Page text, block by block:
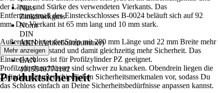
Nuss
Zinkdruckguss
Norm
DIN
AKN (Artikelkurznummer)
Z4CH
EAN
4015540774102
der Länge und Stärke des verwendeten Vierkants. Das
Entfernungsmaß des Einsteckschlosses B-0024 beläuft sich auf 92
mm. Der Vierkant ist 65 mm lang und 10 mm stark.
Außerdem bietet der Stulp mit 280 mm Länge und 22 mm Breite mehr
Stabilität, Widerstand und damit gleichzeitig mehr Sicherheit. Das
Einsteckschloss ist für Profilzylinder PZ geeignet.
Profilzylinderschlösser sind schwer zu knacken. Obendrein liegen die
Zylinder mit unterschiedlichen Sicherheitsmerkmalen vor, sodass Du
das Schloss einfach an Deine Sicherheitsbedürfnisse anpassen kannst.
Mehr anzeigen
Produktsicherheit